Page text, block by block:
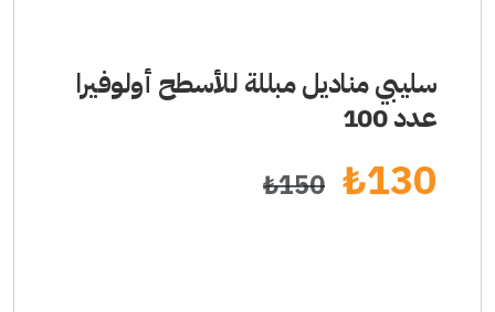
سليبي مناديل مبللة للأسطح أولوفيرا
عدد 100
130
₺
150
₺